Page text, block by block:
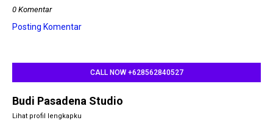
0 Komentar
Posting Komentar
CALL NOW +628562840527
Budi Pasadena Studio
Lihat profil lengkapku